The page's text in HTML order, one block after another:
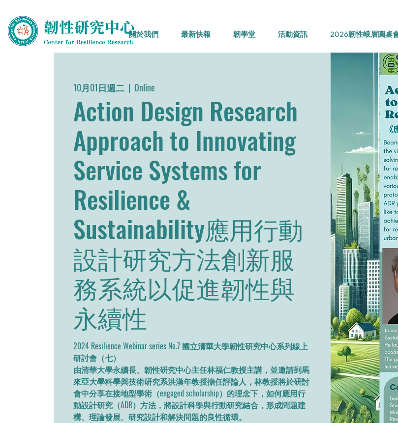
關於我們 最新快報 韌學堂 活動資訊 2026韌性峨眉圓桌
10月01日週二
  |
Online
Action Design Research
Approach to Innovating
Service Systems for
Resilience &
Sustainability應用行動
設計研究方法創新服
務系統以促進韌性與
永續性
2024 Resilience Webinar series No.7 國立清華大學韌性研究中心系列線上
研討會（七）
由清華大學永續長、韌性研究中心主任林福仁教授主講，並邀請到馬
來亞大學科學與技術研究系洪漢年教授擔任評論人，林教授將於研討
會中分享在接地型學術（engaged scholarship）的理念下，如何應用行
動設計研究（ADR）方法，將設計科學與行動研究結合，形成問題建
構、理論發展、研究設計和解決問題的良性循環。